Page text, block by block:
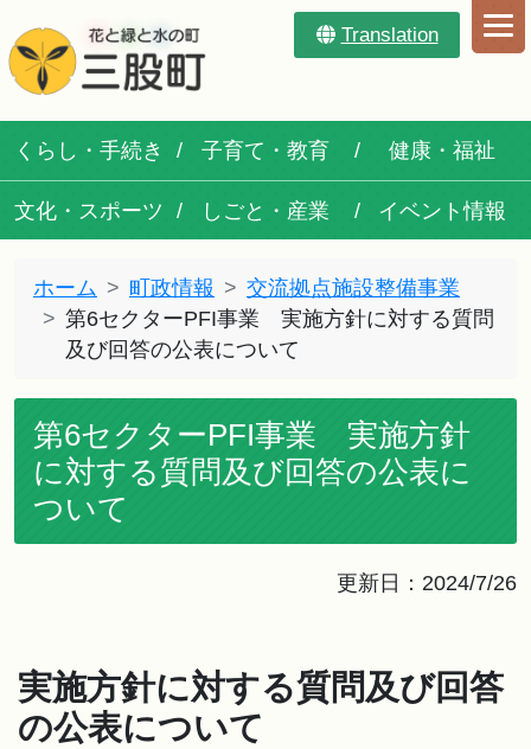
Translation
くらし・手続き 子育て・教育 健康・福祉
文化・スポーツ しごと・産業 イベント情報
ホーム 町政情報
交流拠点施設整備事業
第6セクターPFI事業 実施方針に対する質問
及び回答の公表について
第6セクターPFI事業 実施方針
に対する質問及び回答の公表に
ついて
更新日：2024/7/26
実施方針に対する質問及び回答
の公表について